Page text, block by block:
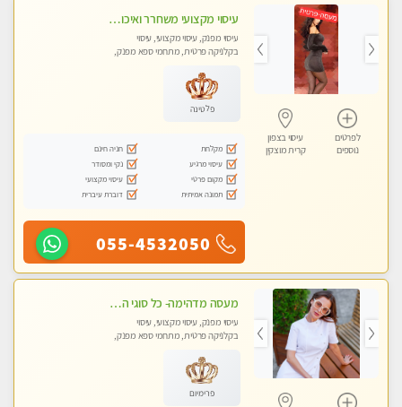
לפרטים
נוספים
עיסוי בצפון
קרית מוצקין
עיסוי מקצועי משחרר ואיכותי והכי טוב בעיר - מרגיע ומפנק
עיסוי מפנק, עיסוי מקצועי, עיסוי
בקלניקה פרטית, מתחמי ספא מפנק,
פלטינה
מקלחת
חניה חינם
עיסוי מרגיע
נקי ומסודר
מקום פרטי
עיסוי מקצועי
תמונה אמיתית
דוברת עיברית
055-4532050
מעסה מדהימה- כל סוגי העיסויים מעסה מקצועית ואיכותית פרטי!!! לחוויה בלתי נשכחת!!
עיסוי מפנק, עיסוי מקצועי, עיסוי
בקלניקה פרטית, מתחמי ספא מפנק,
פרימיום